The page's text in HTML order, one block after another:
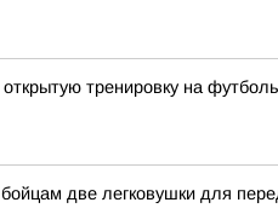
тренировку на
две легковушки для